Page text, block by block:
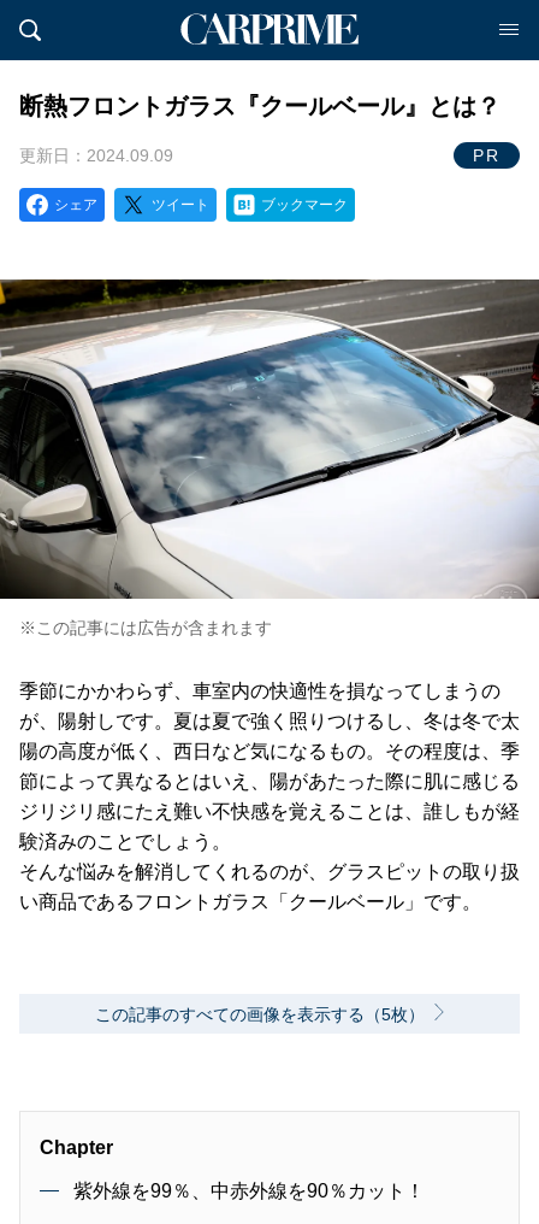
断熱フロントガラス『クールベール』とは？
更新日：2024.09.09 PR
シェア ツイート ブックマーク
※この記事には広告が含まれます
季節にかかわらず、車室内の快適性を損なってしまうの
が、陽射しです。夏は夏で強く照りつけるし、冬は冬で太
陽の高度が低く、西日など気になるもの。その程度は、季
節によって異なるとはいえ、陽があたった際に肌に感じる
ジリジリ感にたえ難い不快感を覚えることは、誰しもが経
験済みのことでしょう。
そんな悩みを解消してくれるのが、グラスピットの取り扱
い商品であるフロントガラス「クールベール」です。
この記事のすべての画像を表示する（5枚）
Chapter
紫外線を99％、中赤外線を90％カット！